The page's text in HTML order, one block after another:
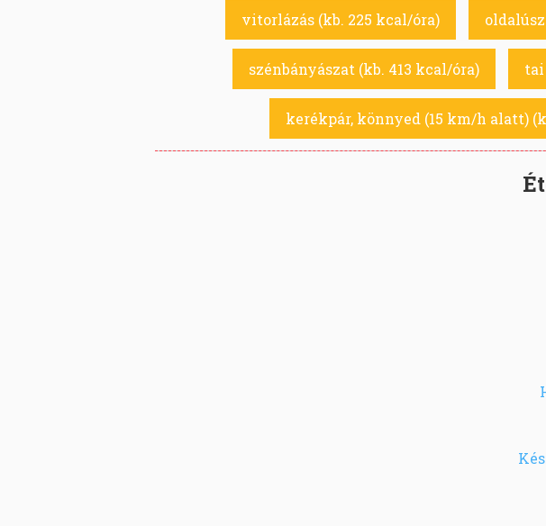
vitorlázás (kb. 225 kcal/óra)
szénbányászat (kb. 413 kcal/óra) tai
kerékpár, könnyed (15 km/h alatt)